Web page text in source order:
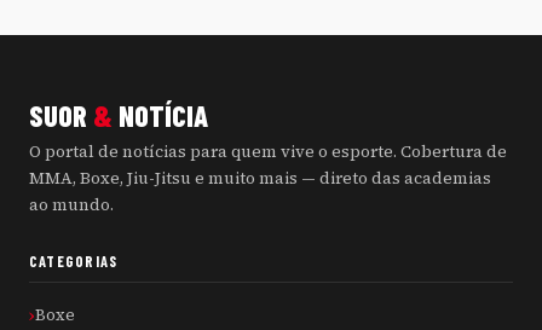
SUOR & NOTÍCIA
O portal de notícias para quem vive o esporte. Cobertura de
MMA, Boxe, Jiu-Jitsu e muito mais — direto das academias
ao mundo.
CATEGORIAS
Boxe